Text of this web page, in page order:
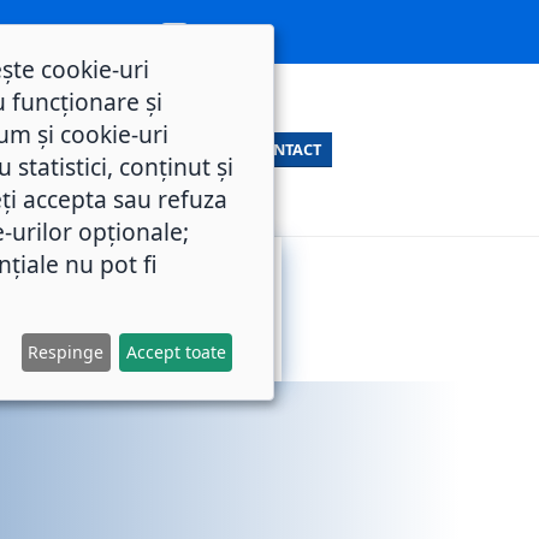
CONTACT
cookie-uri
funcționare și
și cookie-uri
statistici, conținut și
accepta sau refuza
urilor opționale;
nu pot fi
Respinge Accept toate